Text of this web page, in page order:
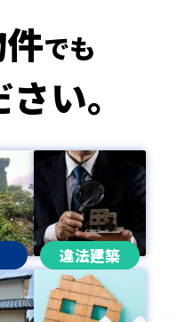
でも
い。
違法建築